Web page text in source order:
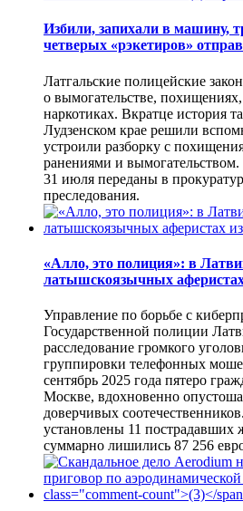
Избили, запихали в машину,
четверых «рэкетиров»
Латгальские полицейские
о вымогательстве, похищениях,
наркотиках. Вкратце история
Лудзенском крае решили
устроили разборку с
ранениями и
31 июля переданы в
преследования.
«Алло, это полиция»: в
латышскоязычных
Управление по борьбе с
Государственной полиции
расследование громкого
группировки телефонных
сентябрь 2025 года пятеро
Москве, вдохновенно
доверчивых
установлены 11 пострадавших
суммарно лишились 87 256